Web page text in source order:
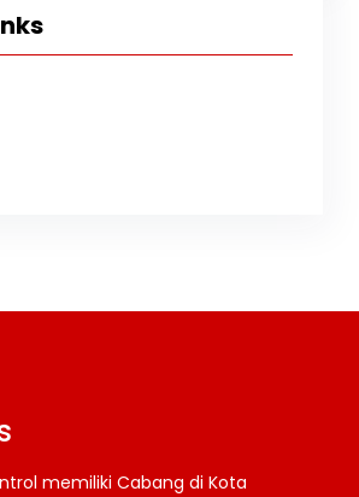
memiliki Cabang di Kota